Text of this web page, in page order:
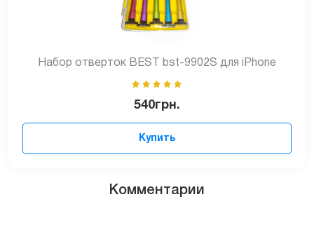
Набор отверток BEST bst-9902S для iPhone
540грн.
Купить
Комментарии